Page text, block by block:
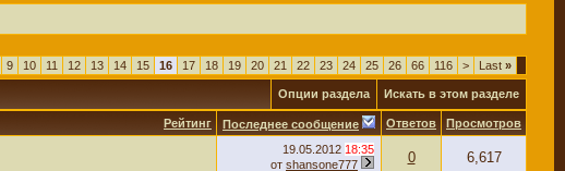
9 10 11 12 13 14 15 16 17 18 19 20 21 22 23 24 25 26 66 116 > Last »
Опции раздела Искать в этом разделе
Рейтинг Последнее сообщение Ответов Просмотров
19.05.2012 18:35
от shansone777 0 6,617